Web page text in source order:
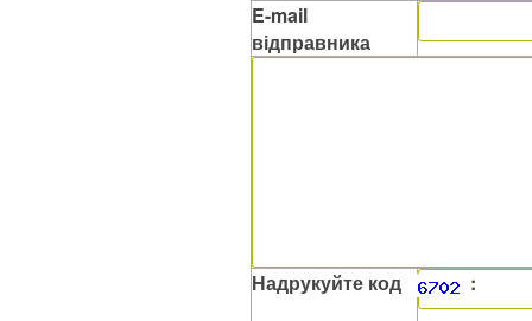
E-mail
відправника
Надрукуйте код :